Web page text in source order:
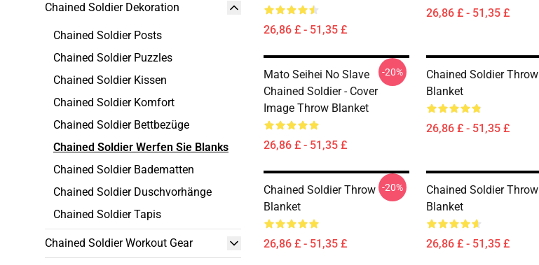
Chained Soldier Dekoration
Chained Soldier Posts
Chained Soldier Puzzles
Chained Soldier Kissen
Chained Soldier Komfort
Chained Soldier Bettbezüge
Chained Soldier Werfen Sie Blanks
Chained Soldier Badematten
Chained Soldier Duschvorhänge
Chained Soldier Tapis
Chained Soldier Workout Gear
26,86 £ - 51,35 £
26,86 £ - 51,35 £
Mato Seihei No Slave
Chained Soldier - Cover
Image Throw Blanket
26,86 £ - 51,35 £
-20%
Chained Soldier Throw
Blanket
26,86 £ - 51,35 £
Chained Soldier Throw
Blanket
26,86 £ - 51,35 £
-20%
Chained Soldier Throw
Blanket
26,86 £ - 51,35 £